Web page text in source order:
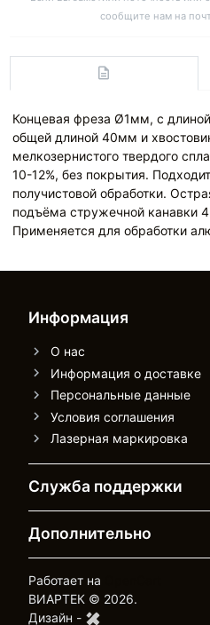
сообщите нам на
Концевая фреза Ø1мм, с
общей длиной 40мм и
мелкозернистого твердого
10-12%, без покрытия.
получистовой обработки.
подъёма стружечной канавки
Применяется для обработки
Информация
О нас
Информация о доставке
Персональные данные
Условия соглашения
Лазерная маркировка
Служба поддержки
Дополнительно
Работает на
ВИАРТЕК © 2026.
Дизайн -